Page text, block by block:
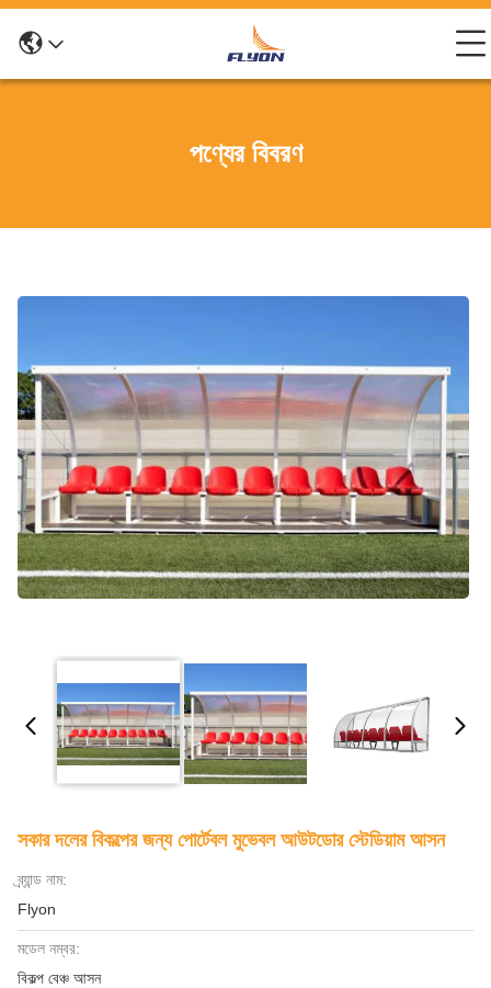
পণ্যের বিবরণ
সকার দলের বিকল্পের জন্য পোর্টেবল মুভেবল আউটডোর স্টেডিয়াম আসন
ব্র্যান্ড নাম:
Flyon
মডেল নম্বর:
বিকল্প বেঞ্চ আসন